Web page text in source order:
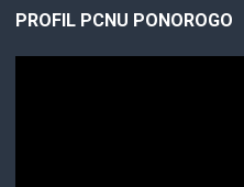
PROFIL PCNU PONOROGO